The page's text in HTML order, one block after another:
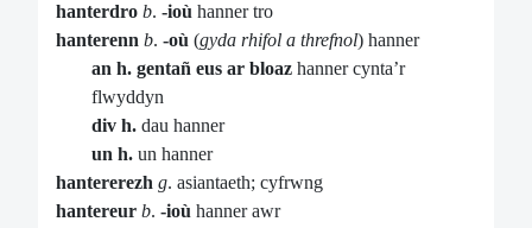
hanterdro b. -ioù hanner tro
hanterenn b. -où (gyda rhifol a threfnol) hanner
an h. gentañ eus ar bloaz hanner cynta’r
flwyddyn
div h. dau hanner
un h. un hanner
hantererezh g. asiantaeth; cyfrwng
hantereur b. -ioù hanner awr